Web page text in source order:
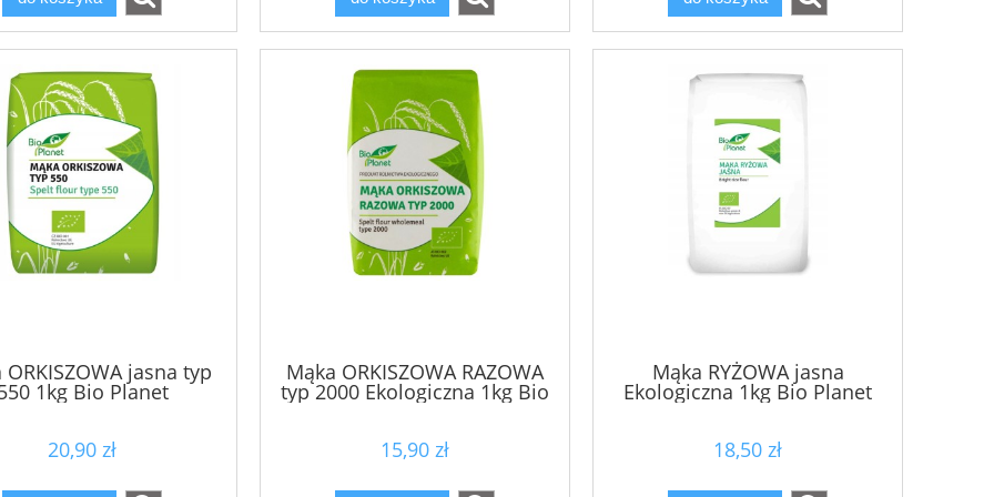
ORKISZOWA jasna typ
1kg Bio Planet
20,90 zł
Mąka ORKISZOWA RAZOWA
typ 2000 Ekologiczna 1kg Bio
Planet
15,90 zł
Mąka RYŻOWA jasna
Ekologiczna 1kg Bio Planet
18,50 zł